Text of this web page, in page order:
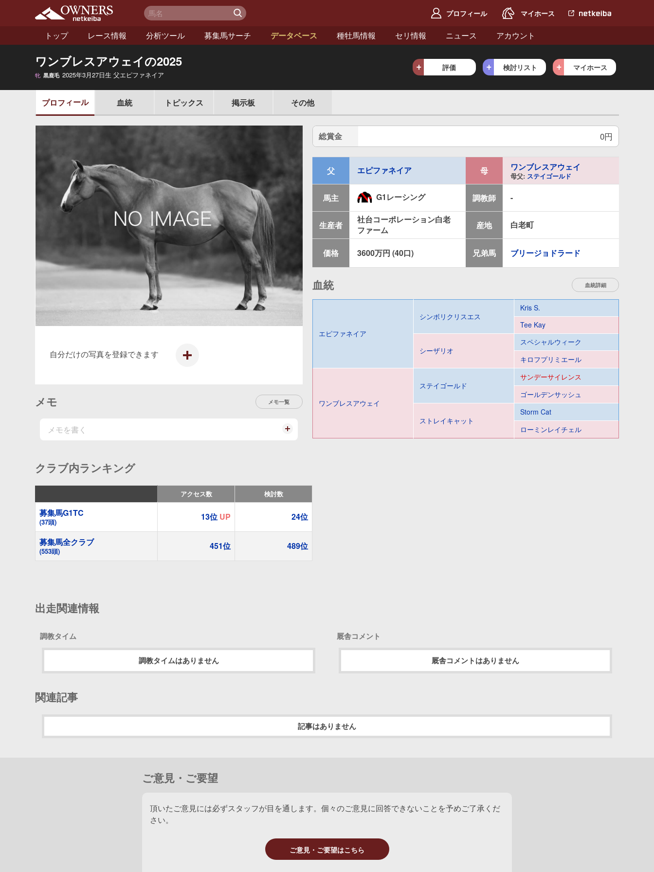
netkeiba オーナー
ズ プロフィール マイホース netkeiba.com
トップ レース情報 分析ツール 募集馬サーチ データベース 種牡馬情報 セリ情報 ニュース アカウント
ワンブレスアウェイの2025
牝 黒鹿毛 2025年3月27日生 父エピファネイア
評価 検討リスト マイホース
プロフィール 血統 トピックス 掲示板 その他
自分だけの写真を登録できます
写真
メモ メモ一覧
メモを書く
す
る
総賞金 0円
父 エピファネイア 母 ワンブレスアウェイ
母父: ステイゴールド
馬主 G1レーシング 調教師 -
生産者
社台コーポレーション白老
ファーム
産地 白老町
価格 3600万円 (40口) 兄弟馬 ブリージョドラード
血統 血統詳細
エピファネイア
シンボリクリスエス
Kris S.
Tee Kay
シーザリオ
スペシャルウィーク
キロフプリミエール
ワンブレスアウェイ
ステイゴールド
サンデーサイレンス
ゴールデンサッシュ
ストレイキャット
Storm Cat
ローミンレイチェル
クラブ内ランキング
アクセス数 検討数
募集馬G1TC
(37頭) 13位 UP 24位
募集馬全クラブ
(553頭) 451位 489位
出走関連情報
調教タイム
調教タイムはありません
厩舎コメント
厩舎コメントはありません
関連記事
記事はありません
ご意見・ご要望
頂いたご意見には必ずスタッフが目を通します。個々のご意見に回答できないことを予めご了承くだ
さい。
ご意見・ご要望はこちら